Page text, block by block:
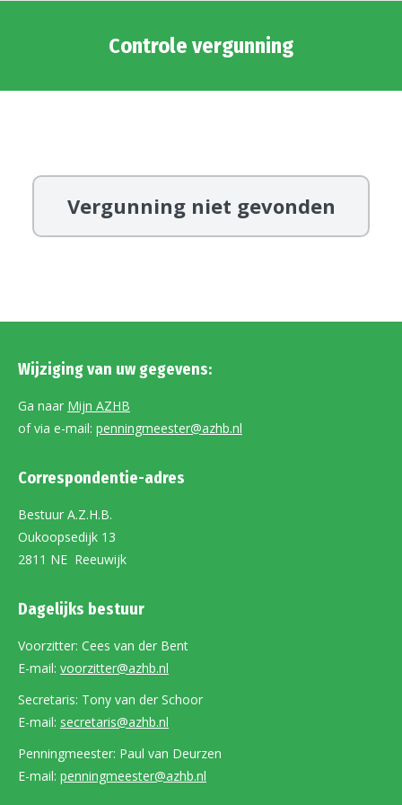
Controle vergunning
Vergunning niet gevonden
Wijziging van uw gegevens:
Ga naar Mijn AZHB
of via e-mail: penningmeester@azhb.nl
Correspondentie-adres
Bestuur A.Z.H.B.
Oukoopsedijk 13
2811 NE Reeuwijk
Dagelijks bestuur
Voorzitter: Cees van der Bent
E-mail: voorzitter@azhb.nl
Secretaris: Tony van der Schoor
E-mail: secretaris@azhb.nl
Penningmeester: Paul van Deurzen
E-mail: penningmeester@azhb.nl